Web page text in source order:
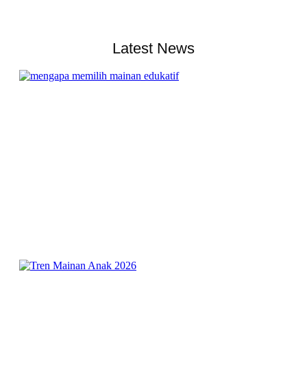
Latest News